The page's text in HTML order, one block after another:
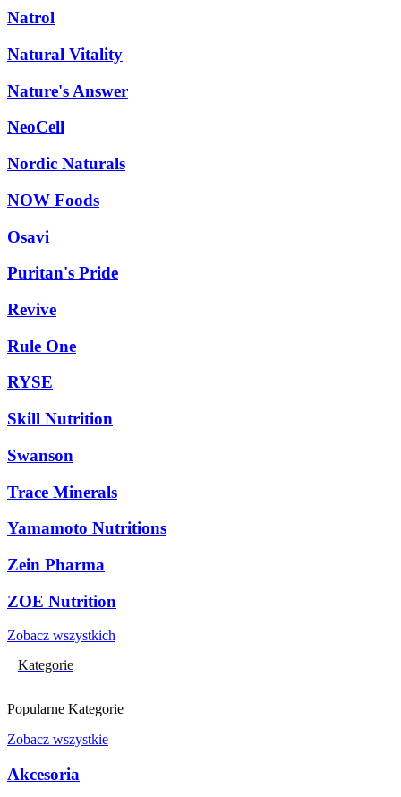
Natrol
Natural Vitality
Nature's Answer
NeoCell
Nordic Naturals
NOW Foods
Osavi
Puritan's Pride
Revive
Rule One
RYSE
Skill Nutrition
Swanson
Trace Minerals
Yamamoto Nutritions
Zein Pharma
ZOE Nutrition
Zobacz wszystkich
Kategorie
Popularne Kategorie
Zobacz wszystkie
Akcesoria